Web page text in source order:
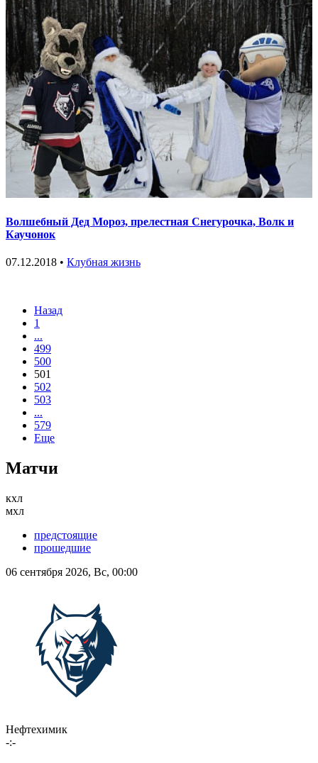
Волшебный Дед Мороз, прелестная Снегурочка, Волк и
Каучонок
07.12.2018 • Клубная жизнь
Назад
1
...
499
500
501
502
503
...
579
Еще
Матчи
кхл
мхл
предстоящие
прошедшие
06 сентября 2026, Вс, 00:00
Нефтехимик
-:-